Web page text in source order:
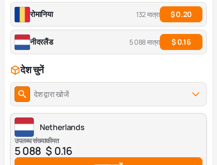
रोमानिया 132 मात्रा $ 0.20
नीदरलैंड 5 088 मात्रा $ 0.16
देश चुनें
देश द्वारा खोजें
Netherlands
उपलब्ध संख्या
5 088
कीमत
$ 0.16